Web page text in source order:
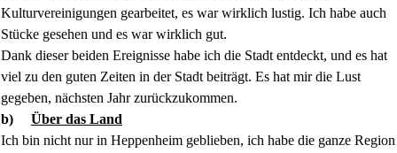
Kulturvereinigungen gearbeitet, es war wirklich lustig. Ich habe auch
Stücke gesehen und es war wirklich gut.
Dank dieser beiden Ereignisse habe ich die Stadt entdeckt, und es hat
viel zu den guten Zeiten in der Stadt beiträgt. Es hat mir die Lust
gegeben, nächsten Jahr zurückzukommen.
b)
Über das Land
Ich bin nicht nur in Heppenheim geblieben, ich habe die ganze Region